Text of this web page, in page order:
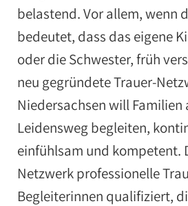
belastend. Vor allem, wenn
bedeutet, dass das eigene
oder die Schwester, früh
neu gegründete Trauer-
Niedersachsen will Familien
Leidensweg begleiten,
einfühlsam und kompetent.
Netzwerk professionelle
Begleiterinnen qualifiziert,